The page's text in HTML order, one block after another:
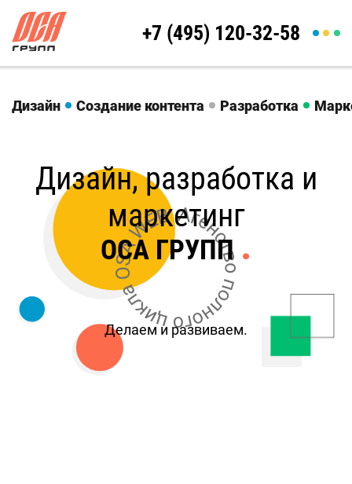
+7 (495) 120-32-58
Дизайн Создание контента Разработка
Дизайн, разработка и
маркетинг
ОСА ГРУПП .
Делаем и развиваем.